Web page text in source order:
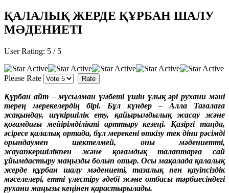
ҚАЛАЛЫҚ ЖЕРДЕ ҚҰРБАН ШАЛУ
МӘДЕНИЕТІ
User Rating: 5 / 5
Please Rate
Құрбан айт – мұсылман үмбеті үшін ұлық әрі рухани мәні
терең мерекелердің бірі. Бұл күндер – Алла Тағалаға
жақындау, шүкіршілік ету, қайырымдылық жасау және
қоғамдағы мейірімділікті арттыру кезеңі. Қазіргі таңда,
әсіресе қалалық ортада, бұл мерекені өткізу тек діни рәсімді
орындаумен шектелмей, оны мәдениетті,
жауапкершілікпен және қоғамдық талаптарға сай
ұйымдастыру маңызды болып отыр. Осы мақалада қалалық
жерде құрбан шалу мәдениеті, тазалық пен қауіпсіздік
мәселелері, етті үлестіру әдебі және отбасы тәрбиесіндегі
рухани маңызы кеңінен қарастырылады.